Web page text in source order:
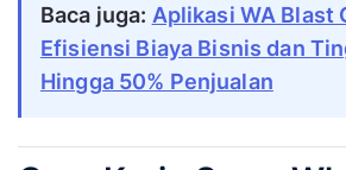
Baca juga: Aplikasi WA Blast
Efisiensi Biaya Bisnis dan
Hingga 50% Penjualan